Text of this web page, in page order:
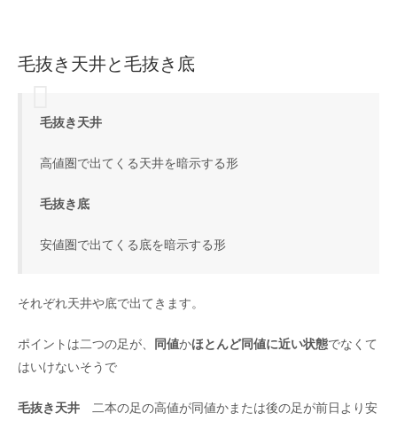
毛抜き天井と毛抜き底
毛抜き天井
高値圏で出てくる天井を暗示する形
毛抜き底
安値圏で出てくる底を暗示する形
それぞれ天井や底で出てきます。
ポイントは二つの足が、 同値かほとんど同値に近い状態でなくて
はいけないそうで
毛抜き天井 二本の足の高値が同値かまたは後の足が前日より安